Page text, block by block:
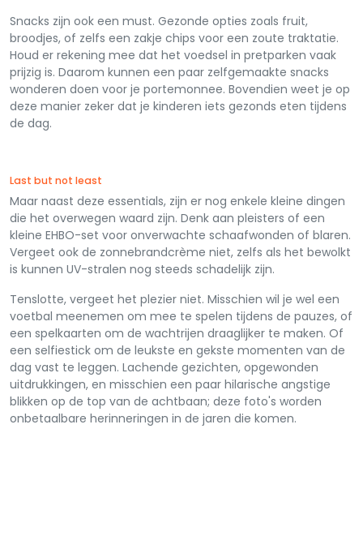
Snacks zijn ook een must. Gezonde opties zoals fruit,
broodjes, of zelfs een zakje chips voor een zoute traktatie.
Houd er rekening mee dat het voedsel in pretparken vaak
prijzig is. Daarom kunnen een paar zelfgemaakte snacks
wonderen doen voor je portemonnee. Bovendien weet je op
deze manier zeker dat je kinderen iets gezonds eten tijdens
de dag.
Last but not least
Maar naast deze essentials, zijn er nog enkele kleine dingen
die het overwegen waard zijn. Denk aan pleisters of een
kleine EHBO-set voor onverwachte schaafwonden of blaren.
Vergeet ook de zonnebrandcrème niet, zelfs als het bewolkt
is kunnen UV-stralen nog steeds schadelijk zijn.
Tenslotte, vergeet het plezier niet. Misschien wil je wel een
voetbal meenemen om mee te spelen tijdens de pauzes, of
een spelkaarten om de wachtrijen draaglijker te maken. Of
een selfiestick om de leukste en gekste momenten van de
dag vast te leggen. Lachende gezichten, opgewonden
uitdrukkingen, en misschien een paar hilarische angstige
blikken op de top van de achtbaan; deze foto's worden
onbetaalbare herinneringen in de jaren die komen.